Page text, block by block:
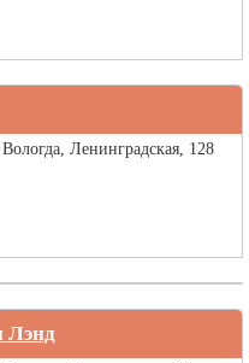
Ленинградская, 128
Лэнд